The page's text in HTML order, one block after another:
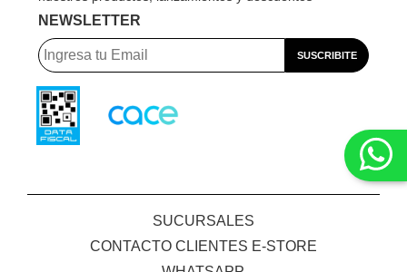
SUCURSALES
CONTACTO CLIENTES E-STORE
NEWSLETTER